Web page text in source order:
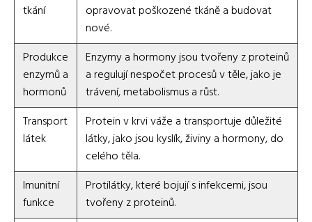
tkání
opravovat poškozené tkáně a budovat
nové.
Produkce
enzymů a
hormonů
Enzymy a hormony jsou tvořeny z proteinů
a regulují nespočet procesů v těle, jako je
trávení, metabolismus a růst.
Transport
látek
Protein v krvi váže a transportuje důležité
látky, jako jsou kyslík, živiny a hormony, do
celého těla.
Imunitní
funkce
Protilátky, které bojují s infekcemi, jsou
tvořeny z proteinů.